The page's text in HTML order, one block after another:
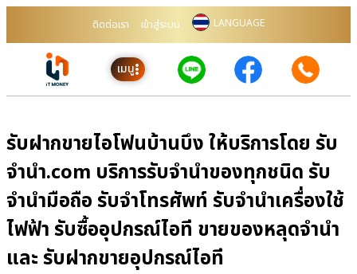
ติดต่อเรา เข้าสู่ระบบ LANGUAGE
เมนู
รับฝากขายไอโฟนบ้านบึง ให้บริการโดย รับ
จํานํา.com บริการรับจำนำของทุกชนิด รับ
จำนำมือถือ รับจำโทรศัพท์ รับจำนำเครื่องใช้
ไฟฟ้า รับซื้ออุปกรณ์ไอที ขายของหลุดจำนำ
และ รับฝากขายอุปกรณ์ไอที